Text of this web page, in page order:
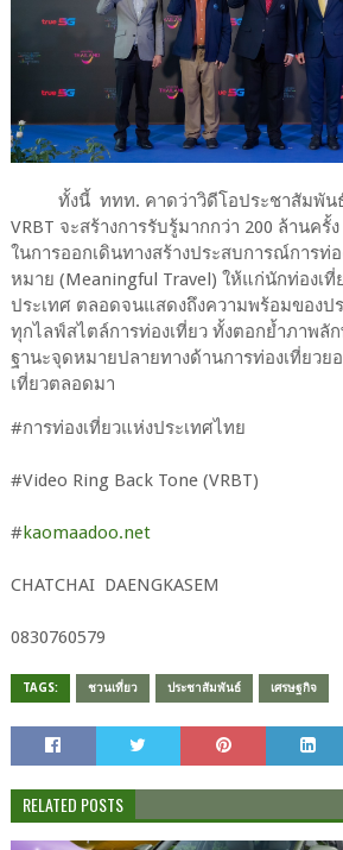
ทั้งนี้ ททท. คาดว่าวิดีโอประชาสัมพันธ์
VRBT จะสร้างการรับรู้มากกว่า 200 ล้านครั้
ในการออกเดินทางสร้างประสบการณ์การท่
หมาย (Meaningful Travel) ให้แก่นักท่องเ
ประเทศ ตลอดจนแสดงถึงความพร้อมของป
ทุกไลฟ์สไตล์การท่องเที่ยว ทั้งตอกย้ำภาพลั
ฐานะจุดหมายปลายทางด้านการท่องเที่ยวย
เที่ยวตลอดมา
#​การ​ท่องเที่ยว​แห่ง​ประเทศไทย​
#​Video Ring Back Tone (VRBT)
#​kaomaadoo.net
CHATCHAI​ DAENGKASEM
0830760579​
TAGS: ชวนเที่ยว ประชาสัมพันธ์ เศรษฐกิจ
RELATED POSTS